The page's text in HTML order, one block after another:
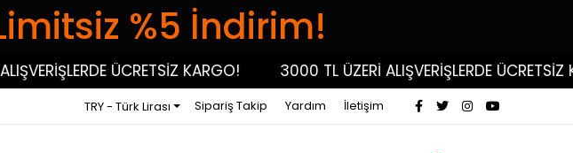
%5 İndirim!
ÜCRETSİZ KARGO! 3000 TL ÜZERİ ALIŞVERİŞLERDE ÜCRETSİZ
TRY - Türk Lirası Sipariş Takip Yardım İletişim